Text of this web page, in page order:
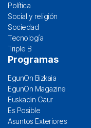
Política
Social y religión
Sociedad
Tecnología
Triple B
Programas
EgunOn Bizkaia
EgunOn Magazine
Euskadin Gaur
Es Posible
Asuntos Exteriores